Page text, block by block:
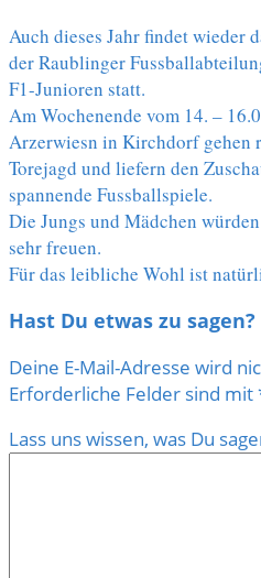
Auch dieses Jahr findet wieder
der Raublinger
F1-Junioren statt.
Am Wochenende vom 14. –
Arzerwiesn in Kirchdorf gehen
Torejagd und liefern den
spannende Fussballspiele.
Die Jungs und Mädchen
sehr freuen.
Für das leibliche Wohl ist
Hast Du etwas zu sagen?
Deine E-Mail-Adresse wird
Erforderliche Felder sind mit
Lass uns wissen, was Du